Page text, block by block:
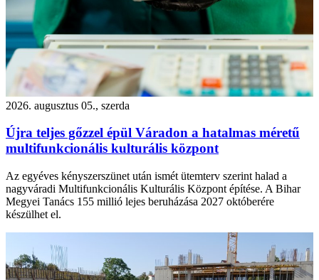
2026. augusztus 05., szerda
Újra teljes gőzzel épül Váradon a hatalmas méretű
multifunkcionális kulturális központ
Az egyéves kényszerszünet után ismét ütemterv szerint halad a
nagyváradi Multifunkcionális Kulturális Központ építése. A Bihar
Megyei Tanács 155 millió lejes beruházása 2027 októberére
készülhet el.